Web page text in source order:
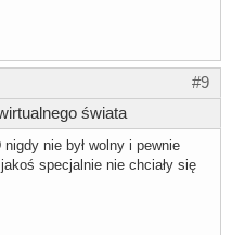
#9
świata
nie był wolny i pewnie
specjalnie nie chciały się